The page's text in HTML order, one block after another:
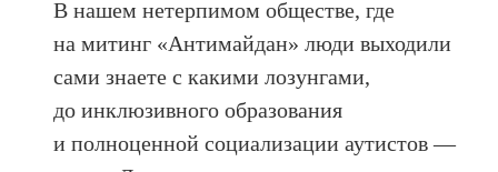
В нашем нетерпимом обществе, где
на митинг «Антимайдан» люди выходили
сами знаете с какими лозунгами,
до инклюзивного образования
и полноценной социализации аутистов —